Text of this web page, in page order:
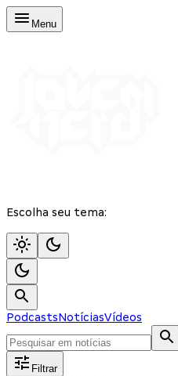
Menu
Escolha seu tema:
PodcastsNotíciasVídeos
Filtrar